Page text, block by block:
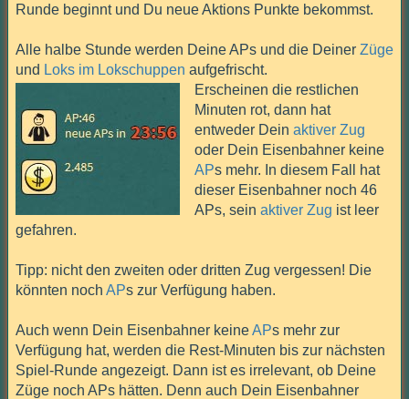
Runde beginnt und Du neue Aktions Punkte bekommst.
Alle halbe Stunde werden Deine APs und die Deiner Züge
und Loks im Lokschuppen aufgefrischt.
Erscheinen die restlichen
Minuten rot, dann hat
entweder Dein aktiver Zug
oder Dein Eisenbahner keine
APs mehr. In diesem Fall hat
dieser Eisenbahner noch 46
APs, sein aktiver Zug ist leer
gefahren.
Tipp: nicht den zweiten oder dritten Zug vergessen! Die
könnten noch APs zur Verfügung haben.
Auch wenn Dein Eisenbahner keineAPs mehr zur
Verfügung hat, werden die Rest-Minuten bis zur nächsten
Spiel-Runde angezeigt. Dann ist es irrelevant, ob Deine
Züge noch APs hätten. Denn auch Dein Eisenbahner